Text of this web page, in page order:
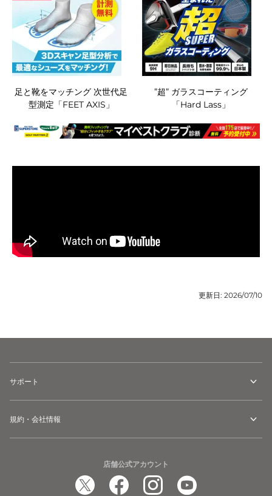
足と靴をマッチング 次世代足
型測定「FEET AXIS」
”超” ガラスコーティング
「Hard Lass」
更新日: 2026/07/10
サポート
規約・会社情報
店舗公式アカウント